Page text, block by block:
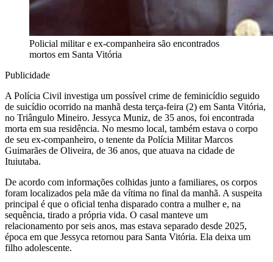
Policial militar e ex-companheira são encontrados
mortos em Santa Vitória
Publicidade
A Polícia Civil investiga um possível crime de feminicídio seguido
de suicídio ocorrido na manhã desta terça-feira (2) em Santa Vitória,
no Triângulo Mineiro. Jessyca Muniz, de 35 anos, foi encontrada
morta em sua residência. No mesmo local, também estava o corpo
de seu ex-companheiro, o tenente da Polícia Militar Marcos
Guimarães de Oliveira, de 36 anos, que atuava na cidade de
Ituiutaba.
De acordo com informações colhidas junto a familiares, os corpos
foram localizados pela mãe da vítima no final da manhã. A suspeita
principal é que o oficial tenha disparado contra a mulher e, na
sequência, tirado a própria vida. O casal manteve um
relacionamento por seis anos, mas estava separado desde 2025,
época em que Jessyca retornou para Santa Vitória. Ela deixa um
filho adolescente.